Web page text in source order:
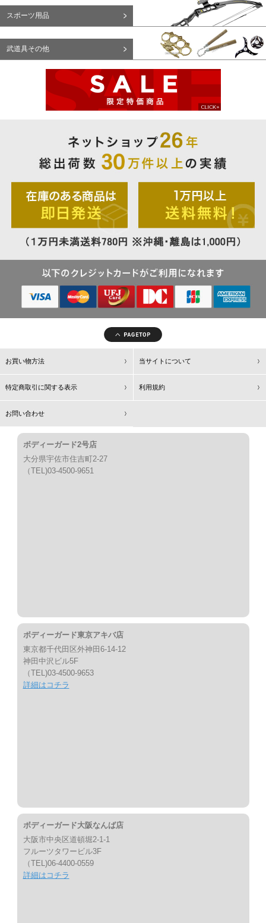
スポーツ用品
武道具その他
お買い物方法 当サイトについて
特定商取引に関する表示 利用規約
お問い合わせ
ボディーガード2号店
大分県宇佐市住吉町2-27
（TEL)03-4500-9651
ボディーガード東京アキバ店
東京都千代田区外神田6-14-12
神田中沢ビル5F
（TEL)03-4500-9653
詳細はコチラ
ボディーガード大阪なんば店
大阪市中央区道頓堀2-1-1
フルーツタワービル3F
（TEL)06-4400-0559
詳細はコチラ